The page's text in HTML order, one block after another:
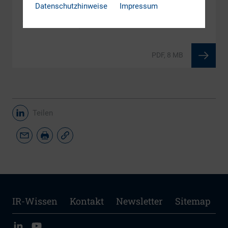
DOWNLOAD
DIRK-Forschungsreihe Band 17 als PDF
PDF, 8 MB
Teilen
IR-Wissen Kontakt Newsletter Sitemap
Datenschutzhinweise Impressum